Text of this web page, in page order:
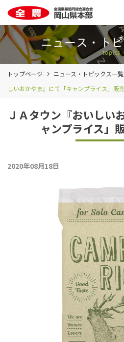
トップページ ニュース・トピックス一覧
しいおかやま』にて「キャンプライス」販
ＪＡタウン『おいしい
ャンプライス」
2020年08月18日